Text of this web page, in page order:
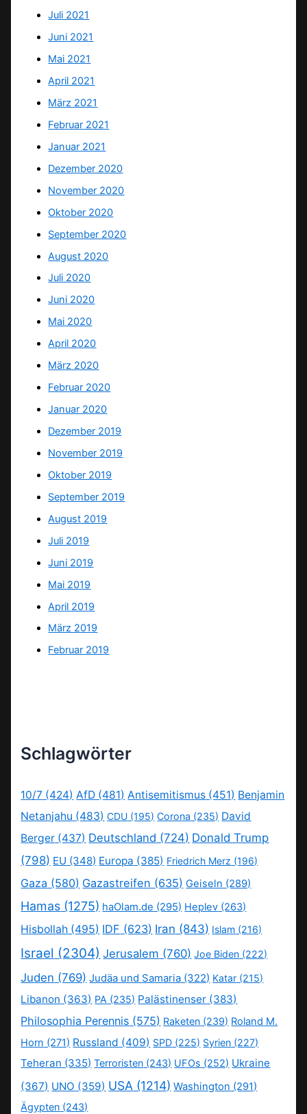
Juli 2021
Juni 2021
Mai 2021
April 2021
März 2021
Februar 2021
Januar 2021
Dezember 2020
November 2020
Oktober 2020
September 2020
August 2020
Juli 2020
Juni 2020
Mai 2020
April 2020
März 2020
Februar 2020
Januar 2020
Dezember 2019
November 2019
Oktober 2019
September 2019
August 2019
Juli 2019
Juni 2019
Mai 2019
April 2019
März 2019
Februar 2019
Schlagwörter
10/7 (424) AfD (481) Antisemitismus (451) Benjamin
Netanjahu (483) CDU (195) Corona (235) David
Berger (437) Deutschland (724) Donald Trump
(798) EU (348) Europa (385) Friedrich Merz (196)
Gaza (580) Gazastreifen (635) Geiseln (289)
Hamas (1275) haOlam.de (295) Heplev (263)
Hisbollah (495) IDF (623) Iran (843) Islam (216)
Israel (2304) Jerusalem (760) Joe Biden (222)
Juden (769) Judäa und Samaria (322) Katar (215)
Libanon (363) PA (235) Palästinenser (383)
Philosophia Perennis (575) Raketen (239) Roland M.
Horn (271) Russland (409) SPD (225) Syrien (227)
Teheran (335) Terroristen (243) UFOs (252) Ukraine
(367) UNO (359) USA (1214) Washington (291)
Ägypten (243)